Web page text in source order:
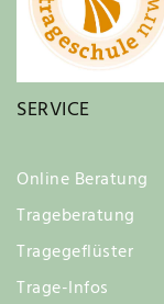
SERVICE
Online Beratung
Trageberatung
Tragegeflüster
Trage-Infos